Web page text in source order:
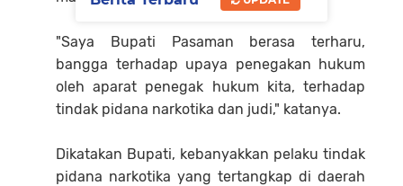
"Saya Bupati Pasaman berasa terharu,
bangga terhadap upaya penegakan hukum
oleh aparat penegak hukum kita, terhadap
tindak pidana narkotika dan judi," katanya.
Dikatakan Bupati, kebanyakkan pelaku tindak
pidana narkotika yang tertangkap di daerah